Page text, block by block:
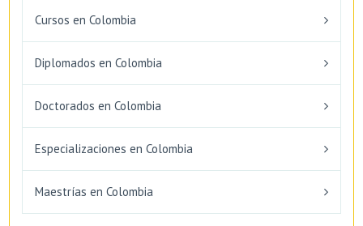
Cursos en Colombia
Diplomados en Colombia
Doctorados en Colombia
Especializaciones en Colombia
Maestrías en Colombia